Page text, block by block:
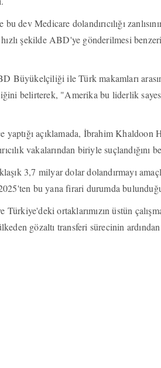
Medicare dolandırıcılığı
şekilde ABD'ye gönderilmesi
Büyükelçiliği ile Türk makamları
belirterek, "Amerika bu liderlik
yaptığı açıklamada, İbrahim
vakalarından biriyle suçlandığını
3,7 milyar dolar dolandırmayı
bu yana firari durumda
ortaklarımızın üstün
gözaltı transferi sürecinin